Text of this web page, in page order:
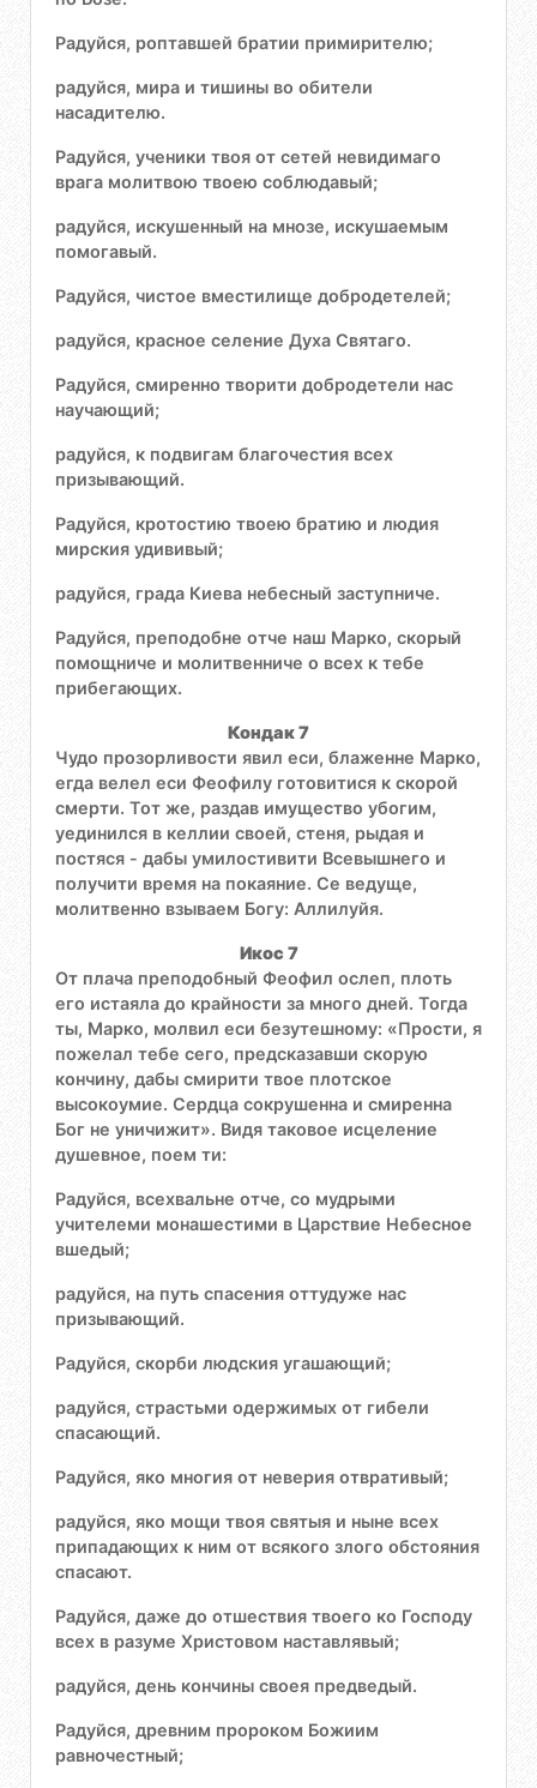
Радуйся, роптавшей братии примирителю;
радуйся, мира и тишины во обители
насадителю.
Радуйся, ученики твоя от сетей невидимаго
врага молитвою твоею соблюдавый;
радуйся, искушенный на мнозе, искушаемым
помогавый.
Радуйся, чистое вместилище добродетелей;
радуйся, красное селение Духа Святаго.
Радуйся, смиренно творити добродетели нас
научающий;
радуйся, к подвигам благочестия всех
призывающий.
Радуйся, кротостию твоею братию и людия
мирския удививый;
радуйся, града Киева небесный заступниче.
Радуйся, преподобне отче наш Марко, скорый
помощниче и молитвенниче о всех к тебе
прибегающих.
Кондак 7
Чудо прозорливости явил еси, блаженне Марко,
егда велел еси Феофилу готовитися к скорой
смерти. Тот же, раздав имущество убогим,
уединился в келлии своей, стеня, рыдая и
постяся - дабы умилостивити Всевышнего и
получити время на покаяние. Се ведуще,
молитвенно взываем Богу: Аллилуйя.
Икос 7
От плача преподобный Феофил ослеп, плоть
его истаяла до крайности за много дней. Тогда
ты, Марко, молвил еси безутешному: «Прости, я
пожелал тебе сего, предсказавши скорую
кончину, дабы смирити твое плотское
высокоумие. Сердца сокрушенна и смиренна
Бог не уничижит». Видя таковое исцеление
душевное, поем ти:
Радуйся, всехвальне отче, со мудрыми
учителеми монашестими в Царствие Небесное
вшедый;
радуйся, на путь спасения оттудуже нас
призывающий.
Радуйся, скорби людския угашающий;
радуйся, страстьми одержимых от гибели
спасающий.
Радуйся, яко многия от неверия отвративый;
радуйся, яко мощи твоя святыя и ныне всех
припадающих к ним от всякого злого обстояния
спасают.
Радуйся, даже до отшествия твоего ко Господу
всех в разуме Христовом наставлявый;
радуйся, день кончины своея предведый.
Радуйся, древним пророком Божиим
равночестный;